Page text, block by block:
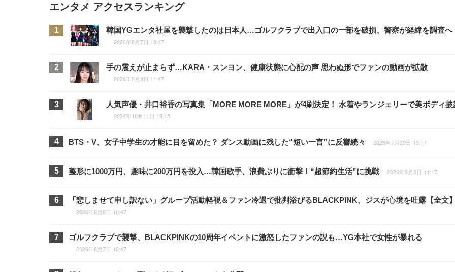
エンタメ アクセスランキング
韓国YGエンタ社屋を襲撃したのは日本人…ゴルフクラブで出入口の一部を破損、警察が経緯を調査へ
2026年8月7日 18:47
手の震えが止まらず…KARA・スンヨン、健康状態に心配の声 思わぬ形でファンの動画が拡散
2026年8月8日 11:47
人気声優・井口裕香の写真集「MORE MORE MORE」が4刷決定！ 水着やランジェリーで美ボディ披
2024年10月11日 19:15
BTS・V、女子中学生の才能に目を留めた？ ダンス動画に残した“短い一言”に反響続々 2026年7月29日 13:17
整形に1000万円、趣味に200万円を投入…韓国歌手、浪費ぶりに衝撃！“超節約生活”に挑戦 2026年8月8日 11:17
「悲しませて申し訳ない」グループ活動軽視＆ファン冷遇で批判浴びるBLACKPINK、ジスが心境を吐露【全文
2026年8月8日 10:47
ゴルフクラブで襲撃、BLACKPINKの10周年イベントに激怒したファンの説も…YG本社で女性が暴れる
2026年8月7日 10:47